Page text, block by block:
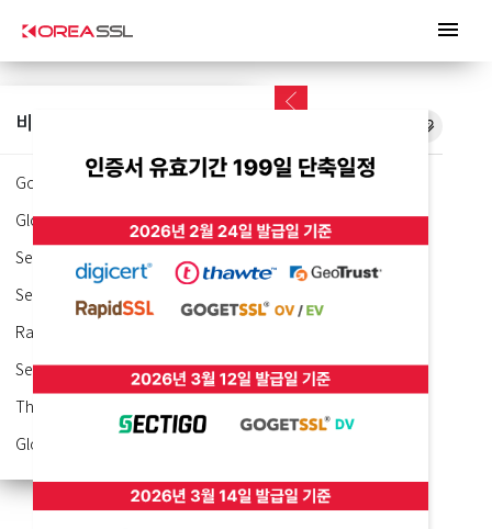
menu
비슷한 인증서
GoGetSSL Wildcard SSL
GlobalSign Alpha Wildcard
Sectigo PositiveSSL Wildcard
Sectigo Essential Wildcard SSL
RapidSSL Wildcard SSL
Sectigo SSL Wildcard
Thawte SSL123 Wildcard
GlobalSign Domain Wildcard
Premium Wildcard
검증 DV